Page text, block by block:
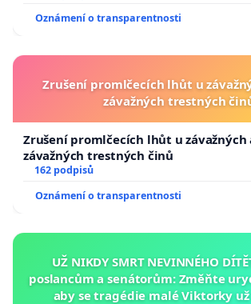
Oznámení o transparentnosti
Zrušení promlčecích lhůt u
závažných trestných
Zrušení promlčecích lhůt u závažných
závažných trestných činů
162 podpisů
Oznámení o transparentnosti
UŽ NIKDY SMRT NEVINNÉHO
poslancům a senátorům: Změňte
aby se tragédie malé Viktorky